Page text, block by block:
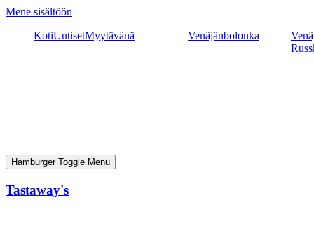
Mene sisältöön
KotiUutisetMyytävänä Venäjänbolonka
Hamburger Toggle Menu
Tastaway's